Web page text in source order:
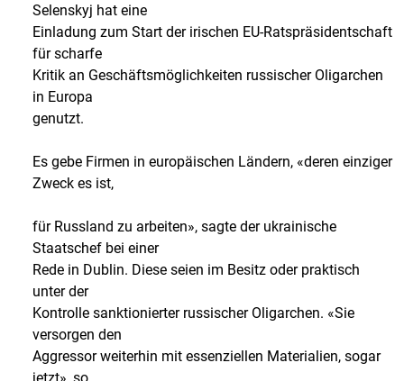
Selenskyj hat eine
Einladung zum Start der irischen EU-Ratspräsidentschaft
für scharfe
Kritik an Geschäftsmöglichkeiten russischer Oligarchen
in Europa
genutzt.
Es gebe Firmen in europäischen Ländern, «deren einziger
Zweck es ist,
für Russland zu arbeiten», sagte der ukrainische
Staatschef bei einer
Rede in Dublin. Diese seien im Besitz oder praktisch
unter der
Kontrolle sanktionierter russischer Oligarchen. «Sie
versorgen den
Aggressor weiterhin mit essenziellen Materialien, sogar